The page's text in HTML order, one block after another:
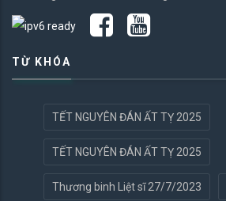
TỪ KHÓA
TẾT NGUYÊN ĐÁN ẤT TỴ 2025
TẾT NGUYÊN ĐÁN ẤT TỴ 2025
Thương binh Liệt sĩ 27/7/2023